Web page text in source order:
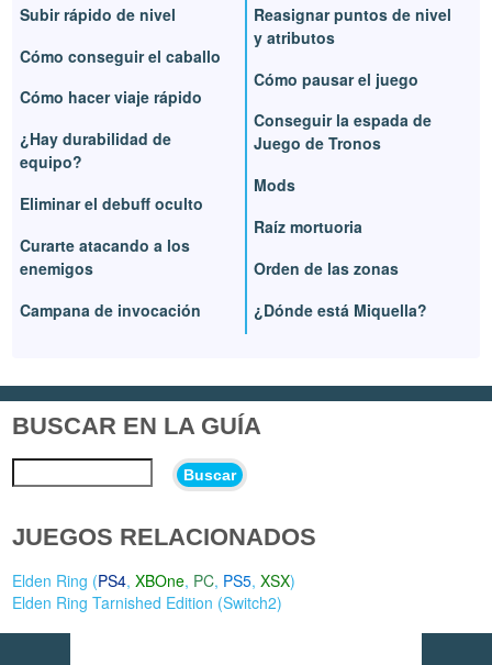
Subir rápido de nivel
Cómo conseguir el caballo
Cómo hacer viaje rápido
¿Hay durabilidad de
equipo?
Eliminar el debuff oculto
Curarte atacando a los
enemigos
Campana de invocación
Reasignar puntos de nivel
y atributos
Cómo pausar el juego
Conseguir la espada de
Juego de Tronos
Mods
Raíz mortuoria
Orden de las zonas
¿Dónde está Miquella?
BUSCAR EN LA GUÍA
Buscar
JUEGOS RELACIONADOS
Elden Ring (PS4,XBOne, PC, PS5,XSX)
Elden Ring Tarnished Edition (Switch2)